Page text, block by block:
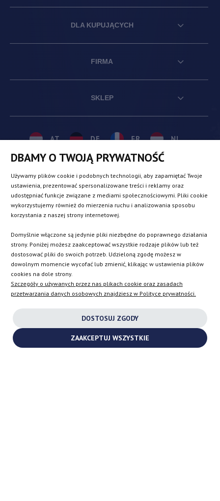
DLA KUPUJĄCYCH
FIRMA
SKLEP
AT
CZ
DE
DK
ES
FR
IT
NL
PL
SE
SK
FACEBOOK
DBAMY O TWOJĄ PRYWATNOŚĆ
Używamy plików cookie i podobnych technologii, aby zapamiętać Twoje
ustawienia, prezentować spersonalizowane treści i reklamy oraz
udostępniać funkcje związane z mediami społecznościowymi. Pliki cookie
wykorzystujemy również do mierzenia ruchu i analizowania sposobu
korzystania z naszej strony internetowej.
Domyślnie włączone są jedynie pliki niezbędne do poprawnego działania
strony. Poniżej możesz zaakceptować wszystkie rodzaje plików lub też
dostosować pliki do swoich potrzeb. Udzieloną zgodę możesz w
dowolnym momencie wycofać lub zmienić, klikając w ustawienia plików
cookies na dole strony.
Szczegóły o używanych przez nas plikach cookie oraz zasadach
przetwarzania danych osobowych znajdziesz w Polityce prywatności.
DOSTOSUJ ZGODY
ZAAKCEPTUJ WSZYSTKIE